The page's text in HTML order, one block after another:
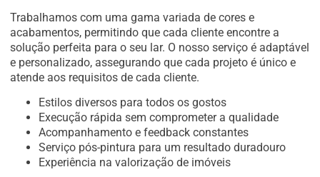
Trabalhamos com uma gama variada de cores e
acabamentos, permitindo que cada cliente encontre a
solução perfeita para o seu lar. O nosso serviço é adaptável
e personalizado, assegurando que cada projeto é único e
atende aos requisitos de cada cliente.
Estilos diversos para todos os gostos
Execução rápida sem comprometer a qualidade
Acompanhamento e feedback constantes
Serviço pós-pintura para um resultado duradouro
Experiência na valorização de imóveis